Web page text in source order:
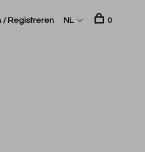
/ Registreren NL 0